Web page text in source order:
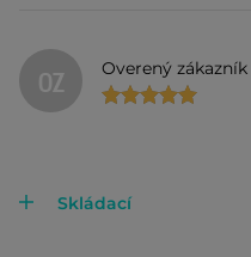
OZ Overený zákazník
Skládací